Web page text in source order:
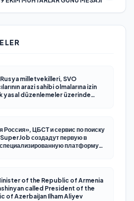
milletvekilleri, SVO
arazi sahibi olmalarına izin
yasal düzenlemeler üzerinde
Россия», ЦБСТ и сервис по поиску
создадут первую в
платформу
of the Republic of Armenia
called President of the
of Azerbaijan Ilham Aliyev